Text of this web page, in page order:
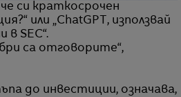
си краткосрочен
или „ChatGPT, използвай
SEC“.
са отговорите“,
до инвестиции, означава,